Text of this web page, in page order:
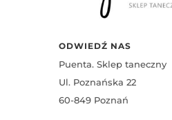
ODWIEDŹ NAS
Puenta. Sklep taneczny
Ul. Poznańska 22
60-849 Poznań